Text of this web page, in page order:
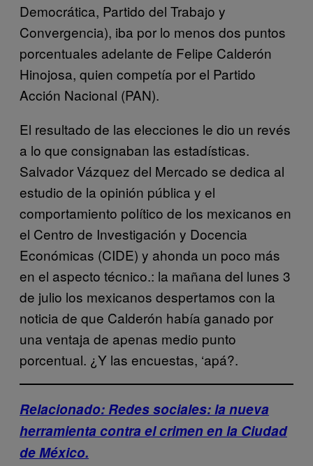
Democrática, Partido del Trabajo y
Convergencia), iba por lo menos dos puntos
porcentuales adelante de Felipe Calderón
Hinojosa, quien competía por el Partido
Acción Nacional (PAN).
El resultado de las elecciones le dio un revés
a lo que consignaban las estadísticas.
Salvador Vázquez del Mercado se dedica al
estudio de la opinión pública y el
comportamiento político de los mexicanos en
el Centro de Investigación y Docencia
Económicas (CIDE) y ahonda un poco más
en el aspecto técnico.: la mañana del lunes 3
de julio los mexicanos despertamos con la
noticia de que Calderón había ganado por
una ventaja de apenas medio punto
porcentual. ¿Y las encuestas, ‘apá?.
Relacionado: Redes sociales: la nueva
herramienta contra el crimen en la Ciudad
de México.